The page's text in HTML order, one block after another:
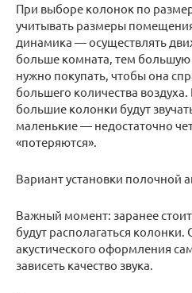
При выборе колонок по
учитывать размеры
динамика — осуществлять
больше комната, тем большую
нужно покупать, чтобы она
большего количества
большие колонки будут
маленькие — недостаточно
«потеряются».
Вариант установки полочной
Важный момент: заранее
будут располагаться колонки.
акустического оформления
зависеть качество звука.